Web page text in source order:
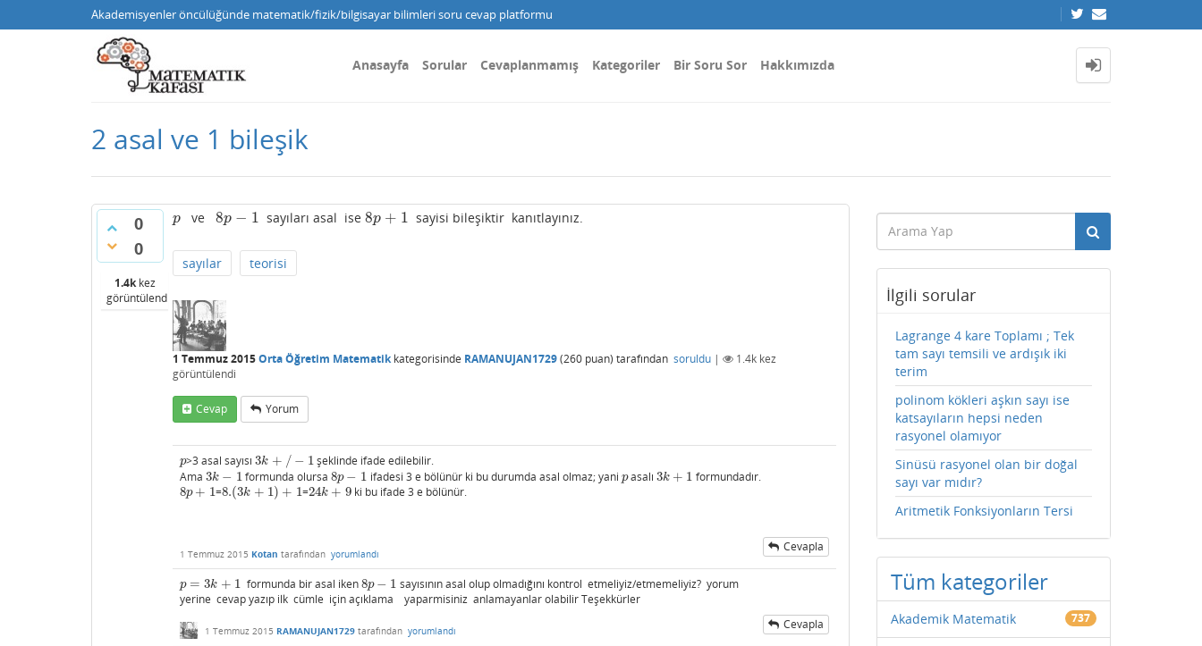
Akademisyenler öncülüğünde matematik/fizik/bilgisayar bilimleri soru cevap platformu
Anasayfa Sorular Cevaplanmamış Kategoriler Bir Soru Sor Hakkımızda
2 asal ve 1 bileşik
0
0
1.4kkez
görüntülendi
p
pve 8p − 1
8p−1 sayıları asal ise8p + 1
8p+1 sayisi bileşiktir kanıtlayınız.
sayılar teorisi
1 Temmuz 2015Orta Öğretim Matematikkategorisinde RAMANUJAN1729(260 puan) tarafından soruldu | 1.4k kez
görüntülendi
Cevap Yorum
p
p>3 asal sayısı3k + / − 1
3k+/− 1
şeklinde ifade edilebilir.
Ama 3k − 1
3k−1 formunda olursa8p − 1
8p−1 ifadesi 3 e bölünür ki bu durumda asal olmaz; yani p
pasalı 3k + 1
3k+1
formundadır.
8p + 1
8p+1 =8.(3k + 1) + 1
8.(3k+ 1)+1 =24k + 9
24k+9 ki bu ifade 3 e bölünür.
1 Temmuz 2015 Kotan tarafından yorumlandı Cevapla
p = 3k + 1
p=3k +1 formunda bir asal iken8p − 1
8p−1
sayısının asal olup olmadığını kontrol etmeliyiz/etmemeliyiz? yorum
yerine cevap yazıp ilk cümle için açıklama yaparmisiniz anlamayanlar olabilir Teşekkürler
1 Temmuz 2015 RAMANUJAN1729 tarafından yorumlandı Cevapla
İlgili sorular
Lagrange 4 kare Toplamı ; Tek
tam sayı temsili ve ardışık iki
terim
polinom kökleri aşkın sayı ise
katsayıların hepsi neden
rasyonel olamıyor
Sinüsü rasyonel olan bir doğal
sayı var mıdır?
Aritmetik Fonksiyonların Tersi
Tüm kategoriler
Akademik Matematik 737